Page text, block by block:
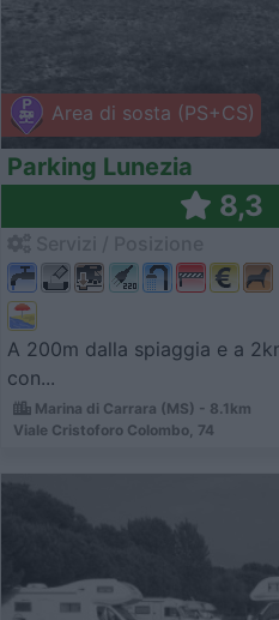
Area di sosta (PS+CS)
Parking Lunezia
8,3
A 200m dalla spiaggia e a
con...
Marina di Carrara (MS) - 8.1km
Viale Cristoforo Colombo, 74